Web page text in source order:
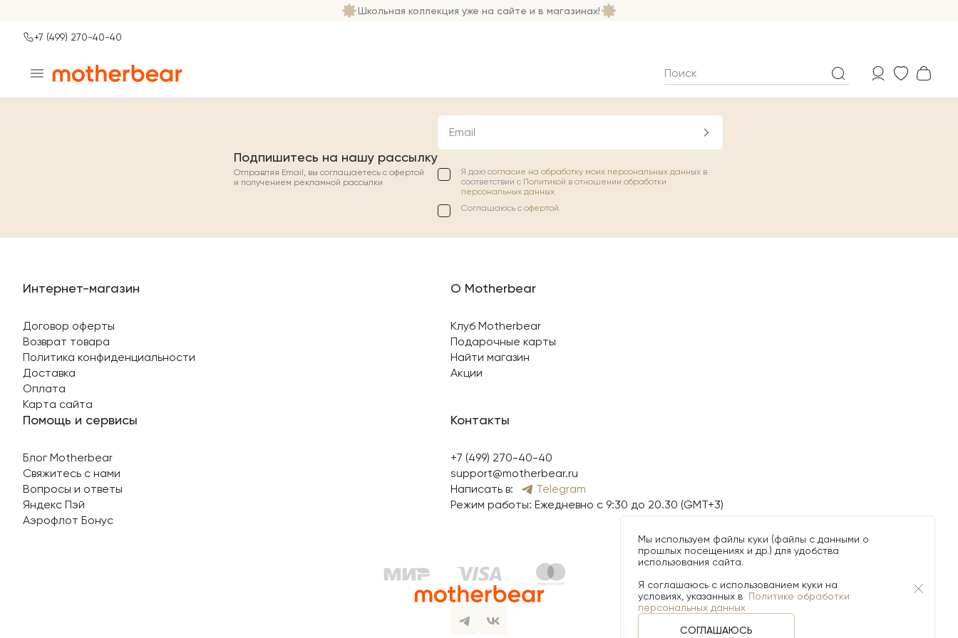
Школьная коллекция уже на сайте и в магазинах!
Ваш город
+7 (499) 270-40-40
Подпишитесь на нашу рассылку
Отправляя Email, вы соглашаетесь с офертой
и получением рекламной рассылки
Email
Я даю согласие на обработку моих персональных данных в
соответствии с Политикой в отношении обработки
персональных данных.
Соглашаюсь с офертой.
Интернет-магазин
Договор оферты
Возврат товара
Политика конфиденциальности
Доставка
Оплата
Карта сайта
О Motherbear
Клуб Motherbear
Подарочные карты
Найти магазин
Акции
Помощь и сервисы
Блог Motherbear
Свяжитесь с нами
Вопросы и ответы
Яндекс Пэй
Аэрофлот Бонус
Контакты
+7 (499) 270-40-40
support@motherbear.ru
Написать в:
Telegram
Режим работы: Ежедневно с 9:30 до 20.30 (GMT+3)
Мы используем файлы куки (файлы с данными о
прошлых посещениях и др.) для удобства
использования сайта.
Я соглашаюсь с использованием куки на
условиях, указанных в Политике обработки
персональных данных
СОГЛАШАЮСЬ